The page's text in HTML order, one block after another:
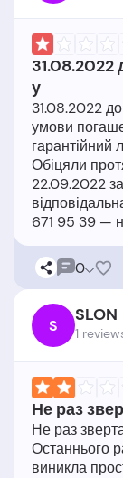
31.08.2022
у
31.08.2022
умови
гарантійний
Обіцяли
22.09.2022
0
S SLON
1
Не раз
Не раз
Останнього
виникла